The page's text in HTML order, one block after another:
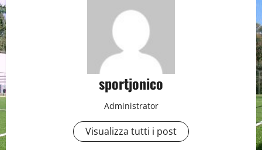
sportjonico
Administrator
Visualizza tutti i post